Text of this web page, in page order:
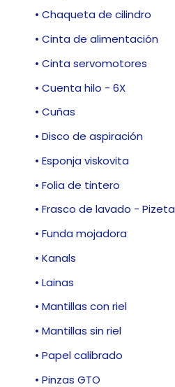
• Chaqueta de cilindro
• Cinta de alimentación
• Cinta servomotores
• Cuenta hilo - 6X
• Cuñas
• Disco de aspiración
• Esponja viskovita
• Folia de tintero
• Frasco de lavado - Pizeta
• Funda mojadora
• Kanals
• Lainas
• Mantillas con riel
• Mantillas sin riel
• Papel calibrado
• Pinzas GTO